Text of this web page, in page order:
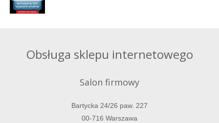
Obsługa sklepu internetowego
Salon firmowy
Bartycka 24/26 paw. 227
00-716 Warszawa